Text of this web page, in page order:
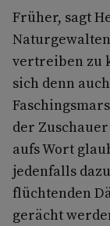
Früher, sagt
vertreiben zu
sich denn
der
aufs Wort
jedenfalls
flüchtenden
gerächt